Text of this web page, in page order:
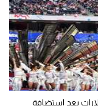
بعد استضافة